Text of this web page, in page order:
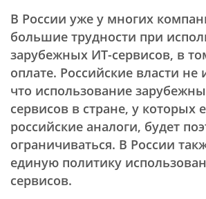
В России уже у многих
большие трудности при
зарубежных ИТ-сервисов, в
оплате. Российские власти не
что использование
сервисов в стране, у которых
российские аналоги, будет
ограничиваться. В России
единую политику
сервисов.